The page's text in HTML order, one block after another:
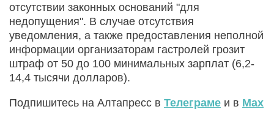
отсутствии законных оснований "для
недопущения". В случае отсутствия
уведомления, а также предоставления неполной
информации организаторам гастролей грозит
штраф от 50 до 100 минимальных зарплат (6,2-
14,4 тысячи долларов).
Подпишитесь на Алтапресс в Телеграме и в Max